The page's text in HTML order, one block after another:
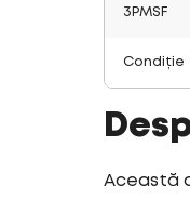
3PMSF
Condiție
Această